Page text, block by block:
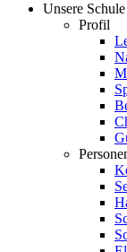
Unsere Schule
Profil